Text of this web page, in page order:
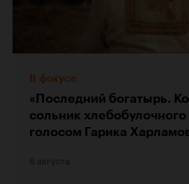
В фокусе
«Последний богатырь.
сольник
голосом Гарика